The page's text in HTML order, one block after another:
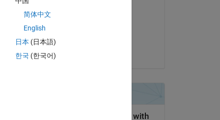
Akzeptiert:
简体中文
English
日本 (日本語)
한국 (한국어)